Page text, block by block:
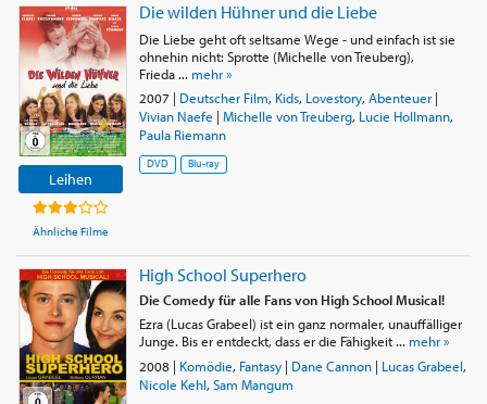
Leihen
Ähnliche Filme
Die wilden Hühner und die Liebe
Die Liebe geht oft seltsame Wege - und einfach ist sie
ohnehin nicht: Sprotte (Michelle von Treuberg),
Frieda ... mehr »
2007 | Deutscher Film, Kids, Lovestory, Abenteuer|
Vivian Naefe | Michelle von Treuberg, Lucie Hollmann,
Paula Riemann
DVD Blu-ray
High School Superhero
Die Comedy für alle Fans von High School Musical!
Ezra (Lucas Grabeel) ist ein ganz normaler, unauffälliger
Junge. Bis er entdeckt, dass er die Fähigkeit ... mehr »
2008| Komödie, Fantasy| Dane Cannon| Lucas Grabeel,
Nicole Kehl, Sam Mangum